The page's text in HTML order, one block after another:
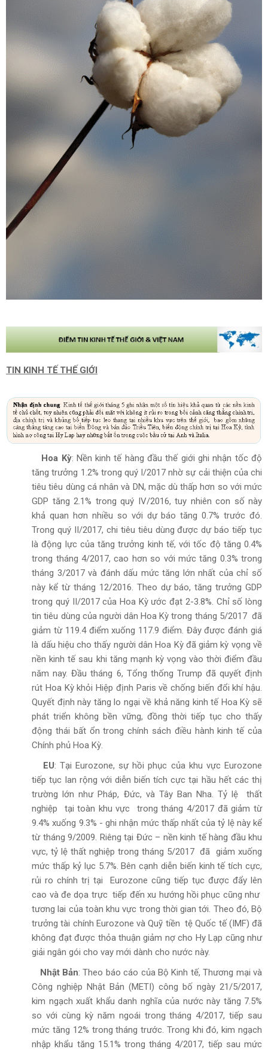
TIN KINH TẾ THẾ GIỚI
Hoa Kỳ: Nền kinh tế hàng đầu thế giới ghi nhận tốc độ
tăng trưởng 1.2% trong quý I/2017 nhờ sự cải thiện của chi
tiêu tiêu dùng cá nhân và DN, mặc dù thấp hơn so với mức
GDP tăng 2.1% trong quý IV/2016, tuy nhiên con số này
khả quan hơn nhiều so với dự báo tăng 0.7% trước đó.
Trong quý II/2017, chi tiêu tiêu dùng được dự báo tiếp tục
là động lực của tăng trưởng kinh tế, với tốc độ tăng 0.4%
trong tháng 4/2017, cao hơn so với mức tăng 0.3% trong
tháng 3/2017 và đánh dấu mức tăng lớn nhất của chỉ số
này kể từ tháng 12/2016. Theo dự báo, tăng trưởng GDP
trong quý II/2017 của Hoa Kỳ ước đạt 2-3.8%. Chỉ số lòng
tin tiêu dùng của người dân Hoa Kỳ trong tháng 5/2017 đã
giảm từ 119.4 điểm xuống 117.9 điểm. Đây được đánh giá
là dấu hiệu cho thấy người dân Hoa Kỳ đã giảm kỳ vọng về
nền kinh tế sau khi tăng mạnh kỳ vọng vào thời điểm đầu
năm nay. Đầu tháng 6, Tổng thống Trump đã quyết định
rút Hoa Kỳ khỏi Hiệp định Paris về chống biến đổi khí hậu.
Quyết định này tăng lo ngại về khả năng kinh tế Hoa Kỳ sẽ
phát triển không bền vững, đồng thời tiếp tục cho thấy
động thái bất ổn trong chính sách điều hành kinh tế của
Chính phủ Hoa Kỳ.
EU: Tại Eurozone, sự hồi phục của khu vực Eurozone
tiếp tục lan rộng với diễn biến tích cực tại hầu hết các thị
trường lớn như Pháp, Đức, và Tây Ban Nha. Tỷ lệ thất
nghiệp tại toàn khu vực trong tháng 4/2017 đã giảm từ
9.4% xuống 9.3% - ghi nhận mức thấp nhất của tỷ lệ này kể
từ tháng 9/2009. Riêng tại Đức – nền kinh tế hàng đầu khu
vực, tỷ lệ thất nghiệp trong tháng 5/2017 đã giảm xuống
mức thấp kỷ lục 5.7%. Bên cạnh diễn biến kinh tế tích cực,
rủi ro chính trị tại Eurozone cũng tiếp tục được đẩy lên
cao và đe dọa trực tiếp đến xu hướng hồi phục cũng như
tương lai của toàn khu vực trong thời gian tới. Theo đó, Bộ
trưởng tài chính Eurozone và Quỹ tiền tệ Quốc tế (IMF) đã
không đạt được thỏa thuận giảm nợ cho Hy Lạp cũng như
giải ngân gói cho vay mới dành cho nước này.
Nhật Bản: Theo báo cáo của Bộ Kinh tế, Thương mại và
Công nghiệp Nhật Bản (METI) công bố ngày 21/5/2017,
kim ngạch xuất khẩu danh nghĩa của nước này tăng 7.5%
so với cùng kỳ năm ngoái trong tháng 4/2017, tiếp sau
mức tăng 12% trong tháng trước. Trong khi đó, kim ngạch
nhập khẩu tăng 15.1% trong tháng 4/2017, tiếp sau mức